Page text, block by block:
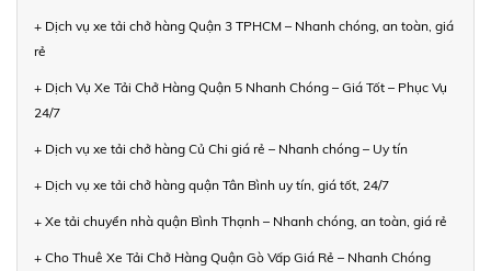
+ Dịch vụ xe tải chở hàng Quận 3 TPHCM – Nhanh chóng, an toàn, giá
rẻ
+ Dịch Vụ Xe Tải Chở Hàng Quận 5 Nhanh Chóng – Giá Tốt – Phục Vụ
24/7
+ Dịch vụ xe tải chở hàng Củ Chi giá rẻ – Nhanh chóng – Uy tín
+ Dịch vụ xe tải chở hàng quận Tân Bình uy tín, giá tốt, 24/7
+ Xe tải chuyển nhà quận Bình Thạnh – Nhanh chóng, an toàn, giá rẻ
+ Cho Thuê Xe Tải Chở Hàng Quận Gò Vấp Giá Rẻ – Nhanh Chóng